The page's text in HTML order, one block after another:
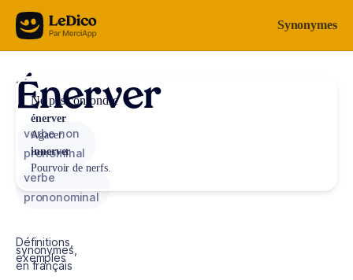
Aller au contenu Synonymes
Énerver
verbe non
pronominal
verbe
prononominal
Définitions,
synonymes,
exemples
en français
Ne pas confondre
énerver
Agacer.
innerver
Pourvoir de nerfs.